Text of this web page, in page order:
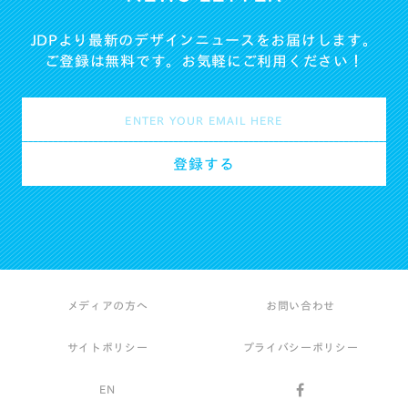
JDPより最新のデザインニュースをお届けします。
ご登録は無料です。お気軽にご利用ください！
メディアの方へ お問い合わせ
サイトポリシー プライバシーポリシー
EN